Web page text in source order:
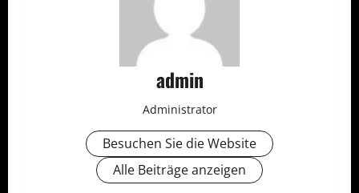
admin
Administrator
Besuchen Sie die Website
Alle Beiträge anzeigen